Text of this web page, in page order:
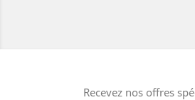
Recevez nos offres